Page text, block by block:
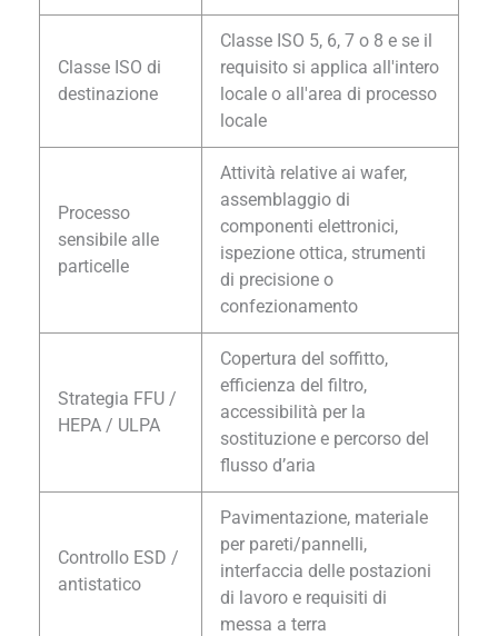
Classe ISO di
destinazione
Classe ISO 5, 6, 7 o 8 e se il
requisito si applica all'intero
locale o all'area di processo
locale
Processo
sensibile alle
particelle
Attività relative ai wafer,
assemblaggio di
componenti elettronici,
ispezione ottica, strumenti
di precisione o
confezionamento
Strategia FFU /
HEPA / ULPA
Copertura del soffitto,
efficienza del filtro,
accessibilità per la
sostituzione e percorso del
flusso d’aria
Controllo ESD /
antistatico
Pavimentazione, materiale
per pareti/pannelli,
interfaccia delle postazioni
di lavoro e requisiti di
messa a terra